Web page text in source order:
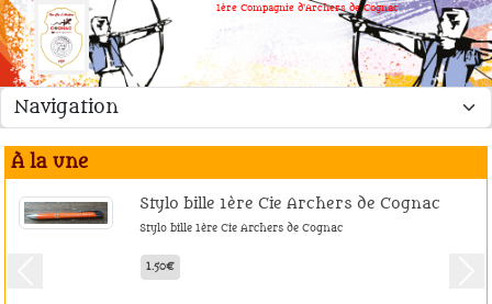
1ère Compagnie d'Archers de Cognac
À la une
Stylo bille 1ère Cie Archers de Cognac
Stylo bille 1ère Cie Archers de Cognac
1.50€
Panneau de gestion des cookies